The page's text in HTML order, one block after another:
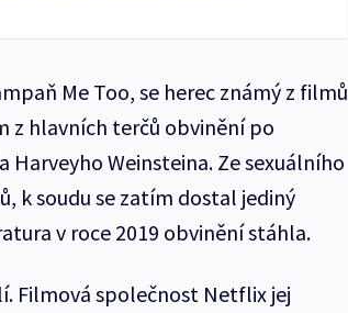
Me Too, se herec známý z filmů
z hlavních terčů obvinění po
Weinsteina. Ze sexuálního
k soudu se zatím dostal jediný
v roce 2019 obvinění stáhla.
Filmová společnost Netflix jej